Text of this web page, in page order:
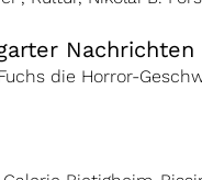
Nachrichten
die Horror-